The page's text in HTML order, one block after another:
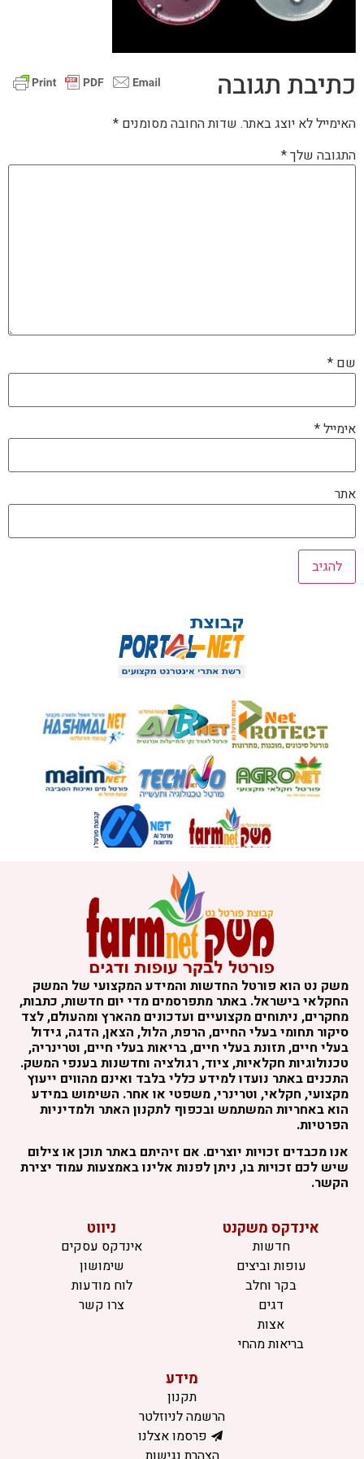
כתיבת תגובה
האימייל לא יוצג באתר. שדות החובה מסומנים *
התגובה שלך*
שם *
אימייל*
אתר
משק נט הוא פורטל החדשות והמידע המקצועי של המשק
החקלאי בישראל. באתר מתפרסמים מדי יום חדשות, כתבות,
מחקרים, ניתוחים מקצועיים ועדכונים מהארץ ומהעולם, לצד
סיקור תחומי בעלי החיים, הרפת, הלול, הצאן, הדגה, גידול
בעלי חיים, תזונת בעלי חיים, בריאות בעלי חיים, וטרינריה,
טכנולוגיות חקלאיות, ציוד, רגולציה וחדשנות בענפי המשק.
התכנים באתר נועדו למידע כללי בלבד ואינם מהווים ייעוץ
מקצועי, חקלאי, וטרינרי, משפטי או אחר. השימוש במידע
הוא באחריות המשתמש ובכפוף לתקנון האתר ולמדיניות
הפרטיות.
אנו מכבדים זכויות יוצרים. אם זיהיתם באתר תוכן או צילום
שיש לכם זכויות בו, ניתן לפנות אלינו באמצעות עמוד יצירת
הקשר.
אינדקס משקנט
חדשות
עופות וביצים
בקר וחלב
דגים
אצות
בריאות מהחי
ניווט
אינדקס עסקים
שימושון
לוח מודעות
צרו קשר
מידע
תקנון
הרשמה לניוזלטר
פרסמו אצלנו